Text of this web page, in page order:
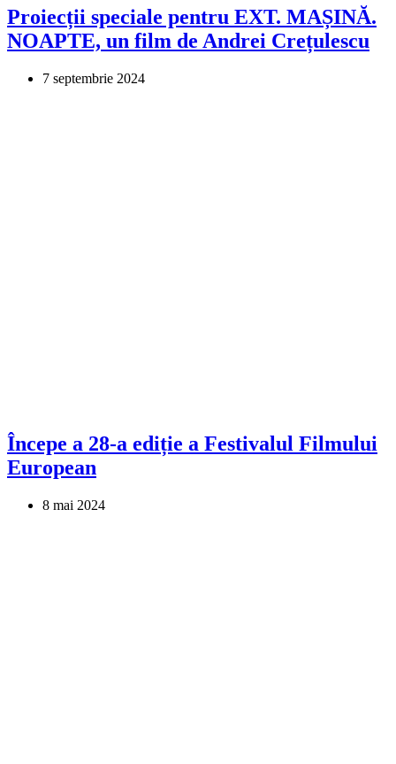
Proiecții speciale pentru EXT. MAȘINĂ.
NOAPTE, un film de Andrei Crețulescu
7 septembrie 2024
Începe a 28-a ediție a Festivalul Filmului
European
8 mai 2024